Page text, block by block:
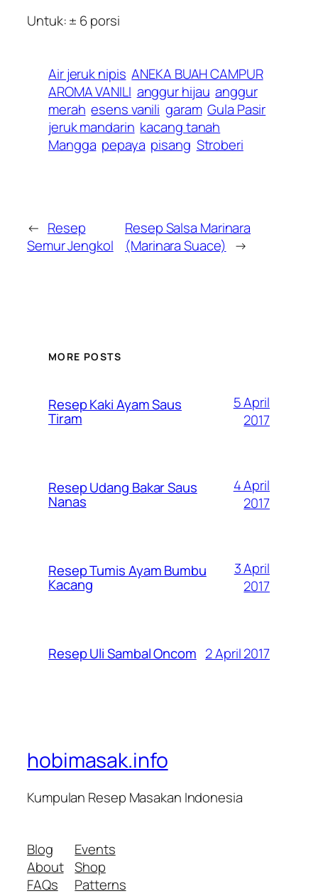
Untuk: ± 6 porsi
Air jeruk nipis ANEKA BUAH CAMPUR
AROMA VANILI anggur hijau anggur
merah esens vanili garam Gula Pasir
jeruk mandarin kacang tanah
Mangga pepaya pisang Stroberi
← Resep
Semur Jengkol
Resep Salsa Marinara
(Marinara Suace) →
MORE POSTS
Resep Kaki Ayam Saus
Tiram
5 April
2017
Resep Udang Bakar Saus
Nanas
4 April
2017
Resep Tumis Ayam Bumbu
Kacang
3 April
2017
Resep Uli Sambal Oncom 2 April 2017
hobimasak.info
Kumpulan Resep Masakan Indonesia
Blog
About
FAQs
Events
Shop
Patterns